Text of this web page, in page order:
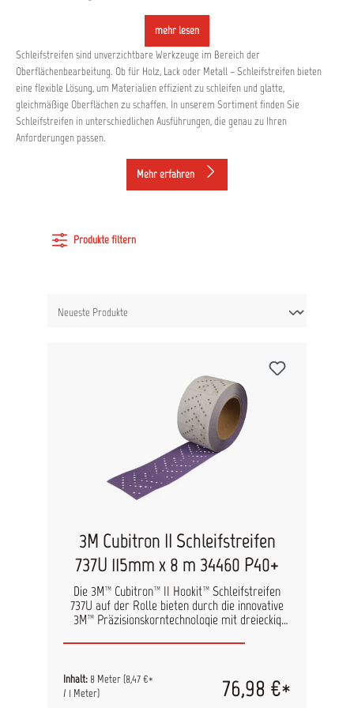
mehr lesen
Schleifstreifen sind unverzichtbare Werkzeuge im Bereich der
Oberflächenbearbeitung. Ob für Holz, Lack oder Metall – Schleifstreifen bieten
eine flexible Lösung, um Materialien effizient zu schleifen und glatte,
gleichmäßige Oberflächen zu schaffen. In unserem Sortiment finden Sie
Schleifstreifen in unterschiedlichen Ausführungen, die genau zu Ihren
Anforderungen passen.
Mehr erfahren
Produkte filtern
3M Cubitron II Schleifstreifen
737U 115mm x 8 m 34460 P40+
Die 3M™ Cubitron™ II Hookit™ Schleifstreifen
737U auf der Rolle bieten durch die innovative
3M™ Präzisionskorntechnologie mit dreieckig
hohe Abtragsleistung – mindestens 30 %
Vergleich zu herkömmlichen
Keramikschleifmitteln. Die Schleifstreifen sind
Inhalt: 8 Meter(8,47 €*
/ 1 Meter)
76,98 €*